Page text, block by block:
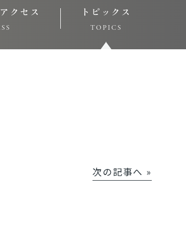
クセス トピックス
TOPICS
次の記事へ »